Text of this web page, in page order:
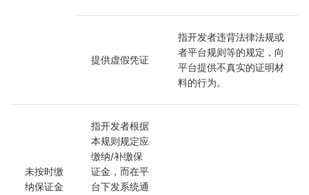
提供虚假凭证
指开发者违背法律法规或
者平台规则等的规定，向
平台提供不真实的证明材
料的行为。
未按时缴
纳保证金
指开发者根据
本规则规定应
缴纳/补缴保
证金，而在平
台下发系统通